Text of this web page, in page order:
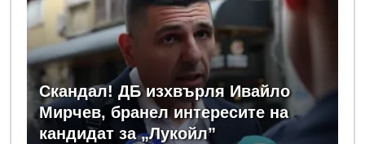
Скандал! ДБ изхвърля Ивайло
Мирчев, бранел интересите на
кандидат за „Лукойл”